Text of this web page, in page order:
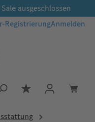
ausgeschlossen
RegistrierungAnmelden
Du hast 0